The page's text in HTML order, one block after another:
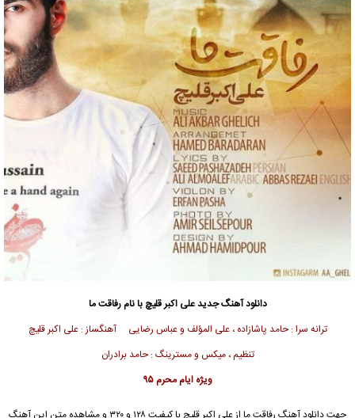
دانلود آهنگ جدیدعلی اکبر قلیچ با نام رفاقت ما
ترانه سرا : حامد پاشازاده ، علی المؤلف و عباس رضاییآهنگساز : علی اکبر قلیچ
تنظیم‌ ، میکس و مسترینگ : حامد برادران
ویژه ایام محرم ۹۵
جهت دانلود آهنگ رفاقت ما ازعلی اکبر قلیچ
با کیفیت ۱۲۸ و ۳۲۰ و مشاهده متن این آهنگ